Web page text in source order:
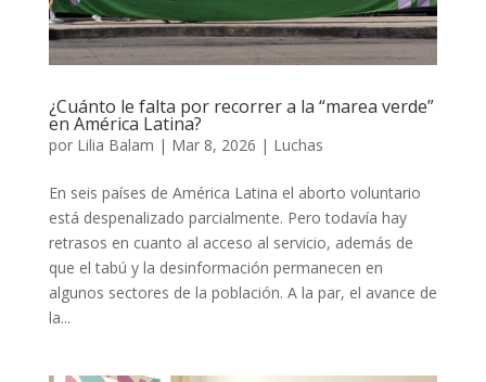
¿Cuánto le falta por recorrer a la “marea verde”
en América Latina?
por Lilia Balam | Mar 8, 2026 | Luchas
En seis países de América Latina el aborto voluntario
está despenalizado parcialmente. Pero todavía hay
retrasos en cuanto al acceso al servicio, además de
que el tabú y la desinformación permanecen en
algunos sectores de la población. A la par, el avance de
la...